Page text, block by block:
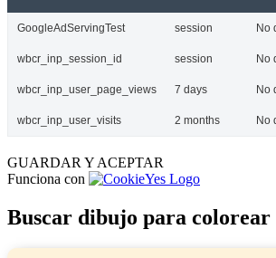
GoogleAdServingTest session No
wbcr_inp_session_id session No
wbcr_inp_user_page_views 7 days No
wbcr_inp_user_visits 2 months No
GUARDAR Y ACEPTAR
Funciona con
Buscar dibujo para colorear